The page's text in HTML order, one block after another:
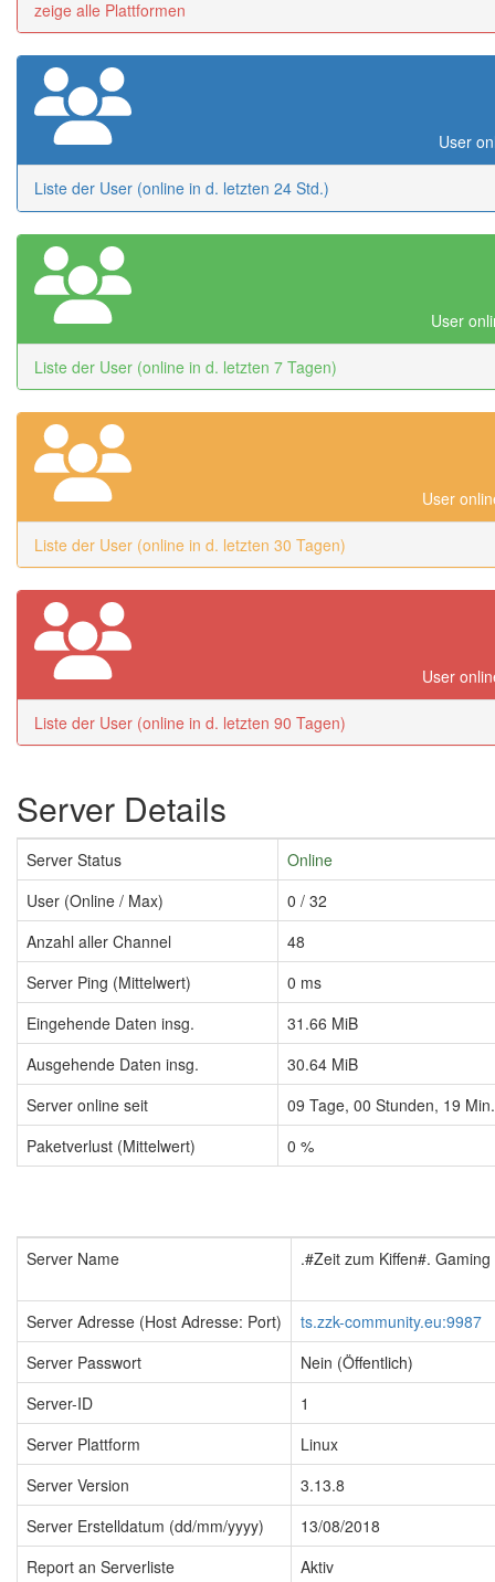
zeige alle Plattformen
User
Liste der User (online in d. letzten 24 Std.)
User
Liste der User (online in d. letzten 7 Tagen)
User
Liste der User (online in d. letzten 30 Tagen)
User
Liste der User (online in d. letzten 90 Tagen)
Server Details
Server Status
Online
User (Online / Max)
0 / 32
Anzahl aller Channel
48
Server Ping (Mittelwert)
0 ms
Eingehende Daten insg.
31.66 MiB
Ausgehende Daten insg.
30.64 MiB
Server online seit
09 Tage, 00 Stunden, 19
Paketverlust (Mittelwert)
0 %
Server Name .#Zeit zum Kiffen#.
Server Adresse (Host Adresse: Port)
ts.zzk-community.eu:9987
Server Passwort
Nein (Öffentlich)
Server-ID
1
Server Plattform
Linux
Server Version
3.13.8
Server Erstelldatum (dd/mm/yyyy)
13/08/2018
Report an Serverliste
Aktiv